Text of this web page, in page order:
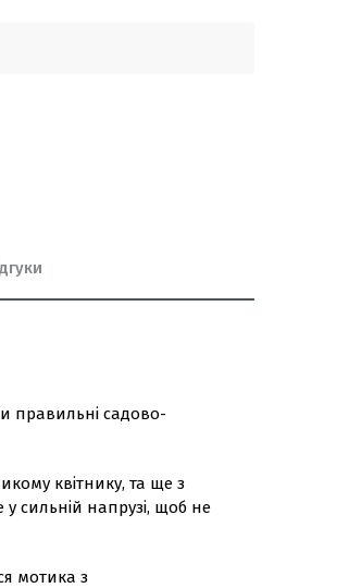
правильні садово-
квітнику, та ще з
сильній напрузі, щоб не
мотика з